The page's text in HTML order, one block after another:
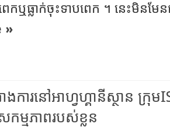
កឬធ្លាក់ចុះទាបពេក ។ នេះមិនម
»
ងការនៅអាហ្វហ្គានីស្ថាន ក្
កម្មភាព​របស់ខ្លួន